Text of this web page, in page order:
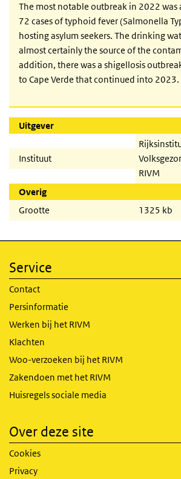
The most notable outbreak in 2022 was
72 cases of typhoid fever (Salmonella
hosting asylum seekers. The drinking
almost certainly the source of the
addition, there was a shigellosis
to Cape Verde that continued into 2023.
Uitgever
Instituut
RIVM
Overig
Grootte
1325 kb
Service
Contact
Persinformatie
Werken bij het RIVM
Klachten
Woo-verzoeken bij het RIVM
Zakendoen met het RIVM
Huisregels sociale media
Over deze site
Cookies
Privacy